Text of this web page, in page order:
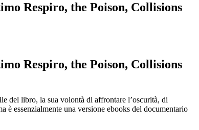
Respiro, the Poison, Collisions
Respiro, the Poison, Collisions
del libro, la sua volontà di affrontare l’oscurità, di
è essenzialmente una versione ebooks del documentario